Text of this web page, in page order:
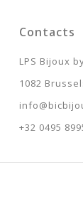
Contacts
LPS Bijoux
1082
+32 0495